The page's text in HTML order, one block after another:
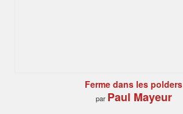
Ferme dans les polders
par Paul Mayeur